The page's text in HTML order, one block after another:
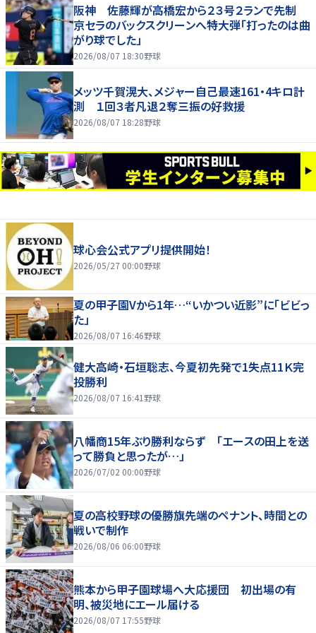
阪神 佐藤輝が高橋宏から２３号２ランで先制
京セラのバックスクリーンへ特大弾「打ったのは曲
がり球でした」
2026/08/07 18:30野球
メッツ千賀滉大、メジャー自己最速161・4キロ計
測 １回３者凡退２奪三振の好救援
2026/08/07 18:28野球
球心会公式アプリ提供開始！
2026/05/27 00:00野球
夏の甲子園Vから1年…“いかつい近影”に「ビビっ
た」
2026/08/07 16:46野球
健大高崎・石垣聡志、今夏初先発で1失点11Ｋ完
投勝利
2026/08/07 16:41 野球
八幡商15年ぶり勝利ならず 「エースの田上を送
って勝負と思ったが…」
2026/07/02 00:00野球
夏の高校野球の優勝旗先端のペナント、時間との
戦いで制作
2026/08/06 06:00野球
熊本から甲子園球場へ大応援団 初出場の有
明、被災地にエール届ける
2026/08/07 17:55野球